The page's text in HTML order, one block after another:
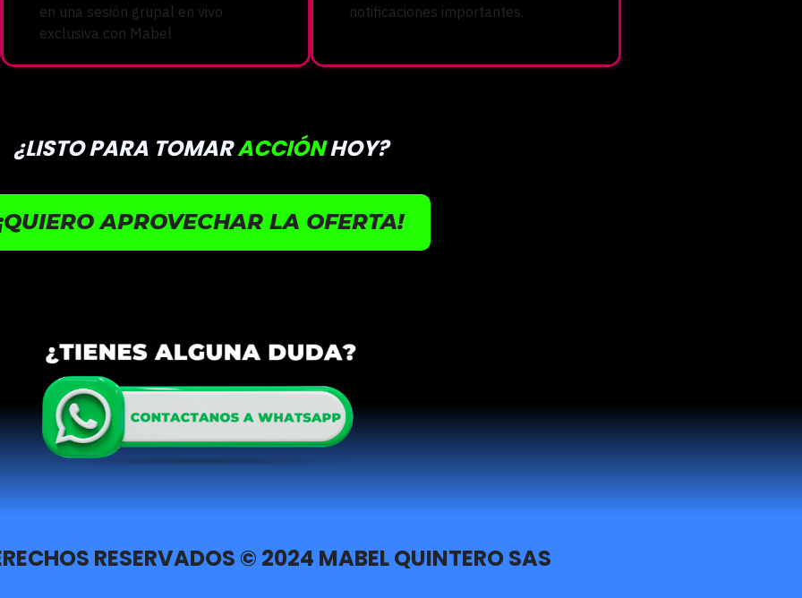
en una sesión grupal en vivo
exclusiva con Mabel
notificaciones importantes.
¿LISTO PARA TOMARACCIÓNHOY?
APROVECHAR LA OFERTA!
RESERVADOS © 2024 MABEL QUINTERO SAS